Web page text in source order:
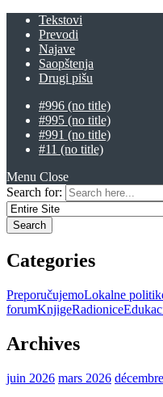
Tekstovi
Prevodi
Najave
Saopštenja
Drugi pišu
#996 (no title)
#995 (no title)
#991 (no title)
#11 (no title)
Menu Close
Search for:
Categories
PreporučujemoLokalne
forumKnjigeRadionice
Archives
juin 2026 mars 2026